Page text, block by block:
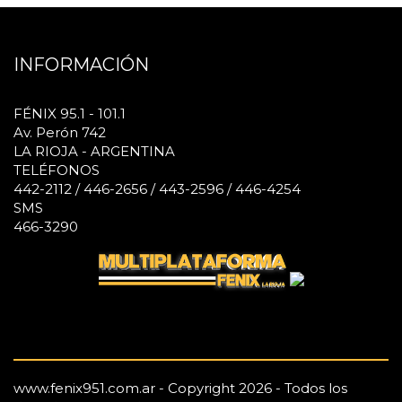
INFORMACIÓN
FÉNIX 95.1 - 101.1
Av. Perón 742
LA RIOJA - ARGENTINA
TELÉFONOS
442-2112 / 446-2656 / 443-2596 / 446-4254
SMS
466-3290
www.fenix951.com.ar - Copyright 2026 - Todos los